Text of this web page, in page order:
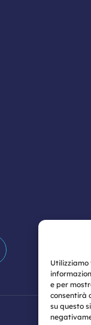
Utilizziamo
e per
consentirà
su questo